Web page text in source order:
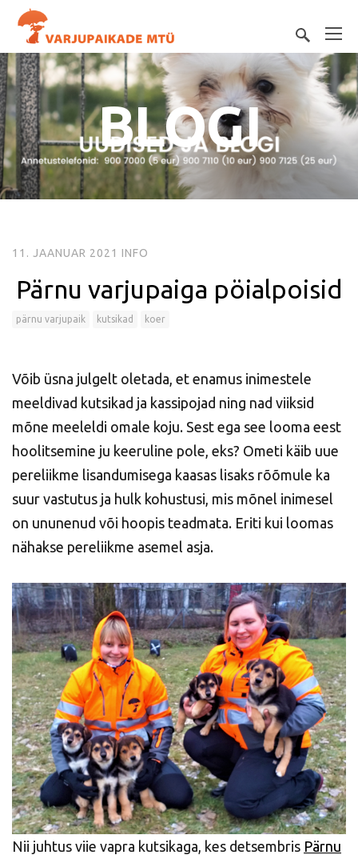
BLOGI
11. JAANUAR 2021 INFO
Pärnu varjupaiga pöialpoisid
pärnu varjupaik kutsikad koer
Võib üsna julgelt oletada, et enamus inimestele
meeldivad kutsikad ja kassipojad ning nad viiksid
mõne meeleldi omale koju. Sest ega see looma eest
hoolitsemine ju keeruline pole, eks? Ometi käib uue
pereliikme lisandumisega kaasas lisaks rõõmule ka
suur vastutus ja hulk kohustusi, mis mõnel inimesel
on ununenud või hoopis teadmata. Eriti kui loomas
nähakse pereliikme asemel asja.
Nii juhtus viie vapra kutsikaga, kes detsembris Pärnu